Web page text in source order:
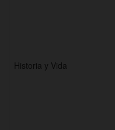
Historia y Vida